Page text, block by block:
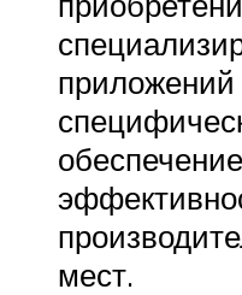
приложений
мест.